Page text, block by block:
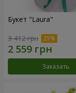
Букет "Laura"
3 412 грн
Заказать